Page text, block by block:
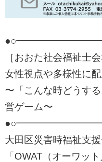
［おおた社会福祉士
女性視点や多様性に
〜「こんな時どうす
営ゲーム〜
大田区災害時福祉支
「OWAT（オーワッ